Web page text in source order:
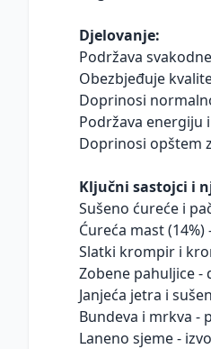
Djelovanje:
Podržava
Obezbjeđuje
Doprinosi
Podržava energiju
Doprinosi opštem
Ključni sastojci i
Sušeno ćureće i
Ćureća mast
Slatki krompir i
Zobene pahuljice -
Janjeća jetra i
Bundeva i mrkva -
Laneno sjeme -